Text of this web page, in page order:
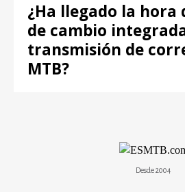
¿Ha llegado la hora
de cambio
transmisión de
MTB?
Desde 2004